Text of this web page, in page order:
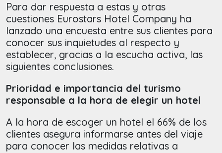
Para dar respuesta a estas y otras
cuestiones Eurostars Hotel Company ha
lanzado una encuesta entre sus clientes para
conocer sus inquietudes al respecto y
establecer, gracias a la escucha activa, las
siguientes conclusiones.
Prioridad e importancia del turismo
responsable a la hora de elegir un hotel
A la hora de escoger un hotel el 66% de los
clientes asegura informarse antes del viaje
para conocer las medidas relativas a